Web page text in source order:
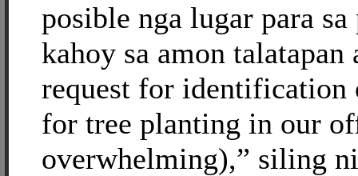
posible nga lugar para sa
kahoy sa amon talatapan
request for identification
for tree planting in our
overwhelming),” siling